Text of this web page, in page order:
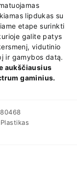
lipdukas su
etape surinkti
galite patys
vidutinio
ir gamybos datą.
aukščiausius
gaminius.
Plastikas